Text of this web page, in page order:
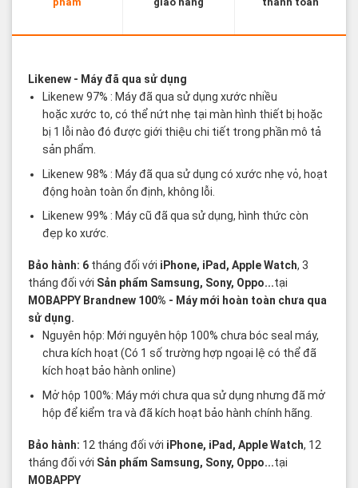
Likenew- Máy đã qua sử dụng
Likenew 97% : Máy đã qua sử dụng xước nhiều
hoặc xước to, có thể nứt nhẹ tại màn hình thiết bị hoặc
bị 1 lỗi nào đó được giới thiệu chi tiết trong phần mô tả
sản phẩm.
Likenew 98% : Máy đã qua sử dụng có xước nhẹ vỏ, hoạt
động hoàn toàn ổn định, không lỗi.
Likenew 99% : Máy cũ đã qua sử dụng, hình thức còn
đẹp ko xước.
Bảo hành: 6 tháng đối với iPhone, iPad, Apple Watch, 3
tháng đối với Sản phẩm Samsung, Sony, Oppo...tại
MOBAPPY Brandnew 100% - Máy mới hoàn toàn chưa qua
sử dụng.
Nguyên hộp: Mới nguyên hộp 100% chưa bóc seal máy,
chưa kích hoạt (Có 1 số trường hợp ngoại lệ có thể đã
kích hoạt bảo hành online)
Mở hộp 100%: Máy mới chưa qua sử dụng nhưng đã mở
hộp để kiểm tra và đã kích hoạt bảo hành chính hãng.
Bảo hành: 12 tháng đối với iPhone, iPad, Apple Watch, 12
tháng đối với Sản phẩm Samsung, Sony, Oppo...tại
MOBAPPY